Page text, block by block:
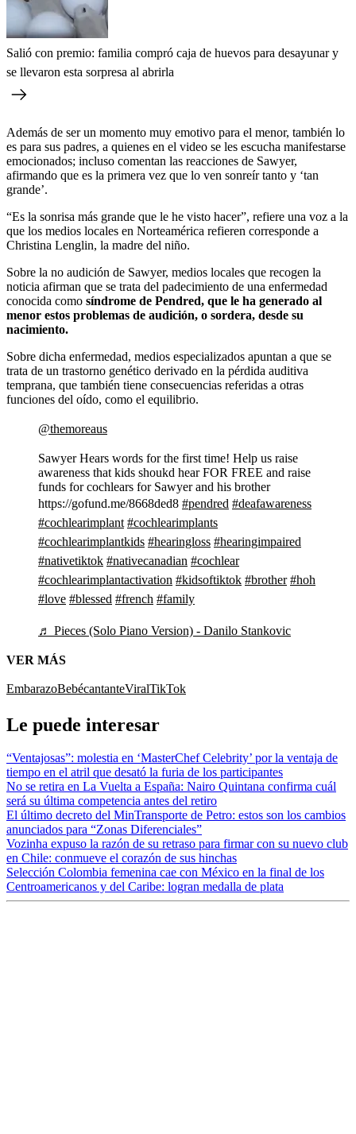
Salió con premio: familia compró caja de huevos para desayunar y
se llevaron esta sorpresa al abrirla
Además de ser un momento muy emotivo para el menor, también lo
es para sus padres, a quienes en el video se les escucha manifestarse
emocionados; incluso comentan las reacciones de Sawyer,
afirmando que es la primera vez que lo ven sonreír tanto y ‘tan
grande’.
“Es la sonrisa más grande que le he visto hacer”, refiere una voz a la
que los medios locales en Norteamérica refieren corresponde a
Christina Lenglin, la madre del niño.
Sobre la no audición de Sawyer, medios locales que recogen la
noticia afirman que se trata del padecimiento de una enfermedad
conocida como síndrome de Pendred, que le ha generado al
menor estos problemas de audición, o sordera, desde su
nacimiento.
Sobre dicha enfermedad, medios especializados apuntan a que se
trata de un trastorno genético derivado en la pérdida auditiva
temprana, que también tiene consecuencias referidas a otras
funciones del oído, como el equilibrio.
@themoreaus
Sawyer Hears words for the first time! Help us raise
awareness that kids shoukd hear FOR FREE and raise
funds for cochlears for Sawyer and his brother
https://gofund.me/8668ded8 #pendred #deafawareness
#cochlearimplant #cochlearimplants
#cochlearimplantkids #hearingloss #hearingimpaired
#nativetiktok #nativecanadian #cochlear
#cochlearimplantactivation #kidsoftiktok #brother #hoh
#love #blessed #french #family
♬ Pieces (Solo Piano Version) - Danilo Stankovic
VER MÁS
EmbarazoBebécantanteViralTikTok
Le puede interesar
“Ventajosas”: molestia en ‘MasterChef Celebrity’ por la ventaja de
tiempo en el atril que desató la furia de los participantes
No se retira en La Vuelta a España: Nairo Quintana confirma cuál
será su última competencia antes del retiro
El último decreto del MinTransporte de Petro: estos son los cambios
anunciados para “Zonas Diferenciales”
Vozinha expuso la razón de su retraso para firmar con su nuevo club
en Chile: conmueve el corazón de sus hinchas
Selección Colombia femenina cae con México en la final de los
Centroamericanos y del Caribe: logran medalla de plata